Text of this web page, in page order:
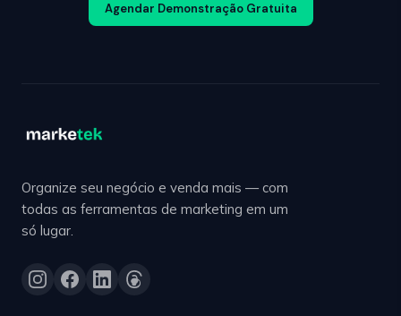
Agendar Demonstração Gratuita
Organize seu negócio e venda mais — com
todas as ferramentas de marketing em um
só lugar.